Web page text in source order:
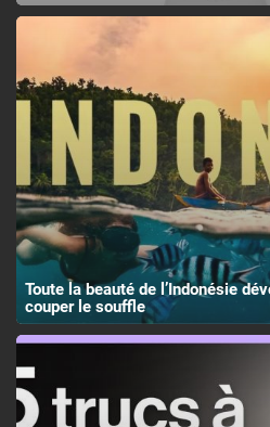
Toute la beauté de l’Indonésie
couper le souffle